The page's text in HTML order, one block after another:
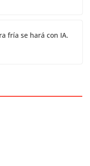
fría se hará con IA.